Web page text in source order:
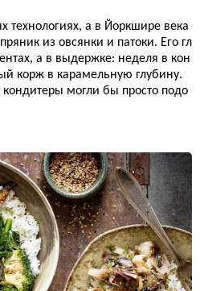
а в Йоркшире века
из овсянки и патоки. Его гл
а в выдержке: неделя в кон
корж в карамельную глубину.
могли бы просто подо